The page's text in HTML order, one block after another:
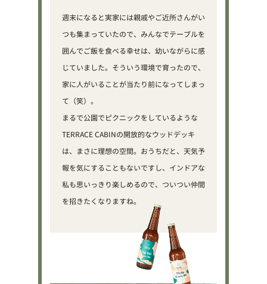
週末になると実家には親戚やご近所さんがい
つも集まっていたので、みんなでテーブルを
囲んでご飯を食べる幸せは、幼いながらに感
じていました。そういう環境で育ったので、
家に人がいることが当たり前になってしまっ
て（笑）。
まるで公園でピクニックをしているような
TERRACE CABINの開放的なウッドデッキ
は、まさに理想の空間。おうちだと、天気予
報を気にすることもないですし、インドアな
私も思いっきり楽しめるので、ついつい仲間
を招きたくなりますね。